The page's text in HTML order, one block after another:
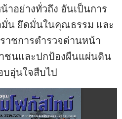
าอย่างทั่วถึง อันเป็นการ
มั่น ยึดมั่นในคุณธรรม และ
าชการตำรวจด่านหน้า
ชนและปกป้องผืนแผ่นดิน
บอุ่นใจสืบไป